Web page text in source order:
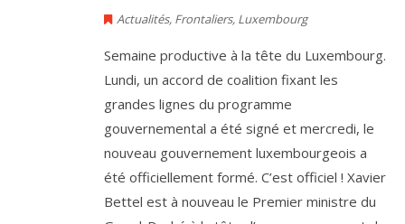
Actualités, Frontaliers, Luxembourg
Semaine productive à la tête du Luxembourg.
Lundi, un accord de coalition fixant les
grandes lignes du programme
gouvernemental a été signé et mercredi, le
nouveau gouvernement luxembourgeois a
été officiellement formé. C’est officiel ! Xavier
Bettel est à nouveau le Premier ministre du